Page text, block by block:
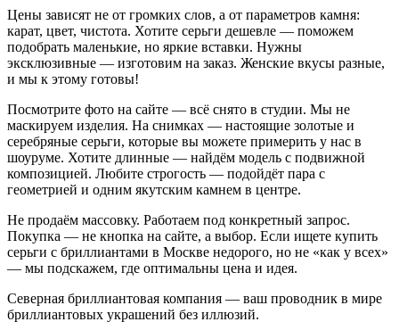
Цены зависят не от громких слов, а от параметров камня:
карат, цвет, чистота. Хотите серьги дешевле — поможем
подобрать маленькие, но яркие вставки. Нужны
эксклюзивные — изготовим на заказ. Женские вкусы разные,
и мы к этому готовы!
Посмотрите фото на сайте — всё снято в студии. Мы не
маскируем изделия. На снимках — настоящие золотые и
серебряные серьги, которые вы можете примерить у нас в
шоуруме. Хотите длинные — найдём модель с подвижной
композицией. Любите строгость — подойдёт пара с
геометрией и одним якутским камнем в центре.
Не продаём массовку. Работаем под конкретный запрос.
Покупка — не кнопка на сайте, а выбор. Если ищете купить
серьги с бриллиантами в Москве недорого, но не «как у всех»
— мы подскажем, где оптимальны цена и идея.
Северная бриллиантовая компания — ваш проводник в мире
бриллиантовых украшений без иллюзий.